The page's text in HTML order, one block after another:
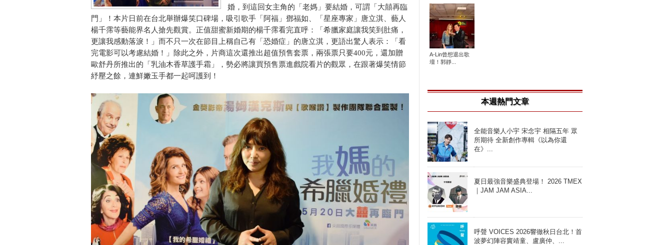
婚，到這回女主角的「老媽」要結婚，可謂「大囍再臨
門」！本片日前在台北舉辦爆笑口碑場，吸引歌手「阿福」鄧福如、「星座專家」唐立淇、藝人
楊千霈等藝能界名人搶先觀賞。正值甜蜜新婚期的楊千霈看完直呼：「希臘家庭讓我笑到肚痛，
更讓我感動落淚！」而不只一次在節目上稱自己有「恐婚症」的唐立淇，更語出驚人表示：「看
完電影可以考慮結婚！」除此之外，片商這次還推出超值預售套票，兩張票只要400元，還加贈
歐舒丹所推出的「乳油木香草護手霜」，勢必將讓買預售票進戲院看片的觀眾，在跟著爆笑情節
紓壓之餘，連鮮嫩玉手都一起呵護到！
A-Lin曾想退出歌
壇！郭靜...
本週熱門文章
全能音樂人小宇 宋念宇 相隔五年 眾
所期待 全新創作專輯《以為你還
在》...
夏日最強音樂盛典登場！ 2026 TMEX
｜JAM JAM ASIA...
呼聲 VOICES 2026響徹秋日台北！首
波夢幻陣容竇靖童、盧廣仲、...